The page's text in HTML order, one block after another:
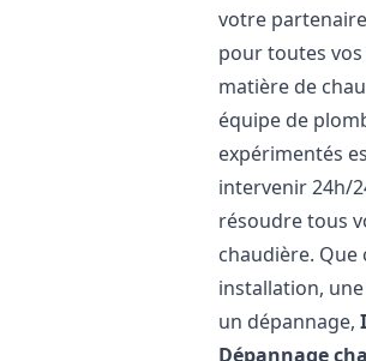
votre
pour toutes
matière de
équipe de
expérimentés
intervenir 24h/
résoudre tous
chaudière.
installation,
un dépannage,
Dépannage